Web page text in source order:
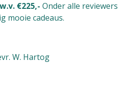
€225,- Onder alle reviewers
mooie cadeaus.
W. Hartog